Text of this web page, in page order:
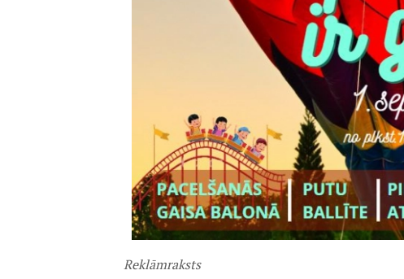
Reklāmraksts